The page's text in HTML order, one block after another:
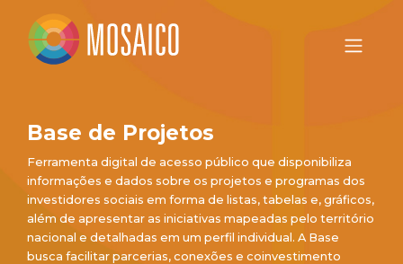
Base de Projetos
Ferramenta digital de acesso público que disponibiliza
informações e dados sobre os projetos e programas dos
investidores sociais em forma de listas, tabelas e, gráficos,
além de apresentar as iniciativas mapeadas pelo território
nacional e detalhadas em um perfil individual. A Base
busca facilitar parcerias, conexões e coinvestimento